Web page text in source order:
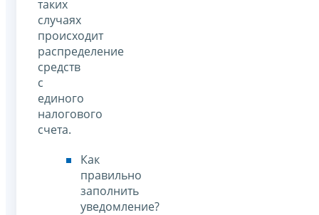
таких
случаях
происходит
распределение
средств
с
единого
налогового
счета.
Как
правильно
заполнить
уведомление?